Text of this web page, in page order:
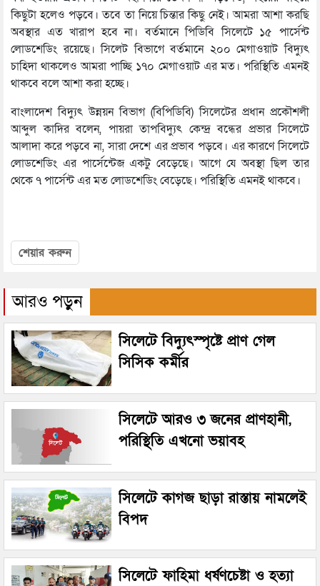
কিছুটা হলেও পড়বে। তবে তা নিয়ে চিন্তার কিছু নেই। আমরা আশা করছি
অবস্থার এত খারাপ হবে না। বর্তমানে পিডিবি সিলেটে ১৫ পার্সেন্ট
লোডশেডিং রয়েছে। সিলেট বিভাগে বর্তমানে ২০০ মেগাওয়াট বিদ্যুৎ
চাহিদা থাকলেও আমরা পাচ্ছি ১৭০ মেগাওয়াট এর মত। পরিস্থিতি এমনই
থাকবে বলে আশা করা হচ্ছে।
বাংলাদেশ বিদ্যুৎ উন্নয়ন বিভাগ (বিপিডিবি) সিলেটের প্রধান প্রকৌশলী
আব্দুল কাদির বলেন, পায়রা তাপবিদ্যুৎ কেন্দ্র বন্ধের প্রভার সিলেটে
আলাদা করে পড়বে না, সারা দেশে এর প্রভাব পড়বে। এর কারণে সিলেটে
লোডশেডিং এর পার্সেন্টেজ একটু বেড়েছে। আগে যে অবস্থা ছিল তার
থেকে ৭ পার্সেন্ট এর মত লোডশেডিং বেড়েছে। পরিস্থিতি এমনই থাকবে।
শেয়ার করুন
আরও পড়ুন
সিলেটে বিদ্যুৎস্পৃষ্টে প্রাণ গেল
সিসিক কর্মীর
সিলেটে আরও ৩ জনের প্রাণহানী,
পরিস্থিতি এখনো ভয়াবহ
সিলেটে কাগজ ছাড়া রাস্তায় নামলেই
বিপদ
সিলেটে ফাহিমা ধর্ষণচেষ্টা ও হত্যা